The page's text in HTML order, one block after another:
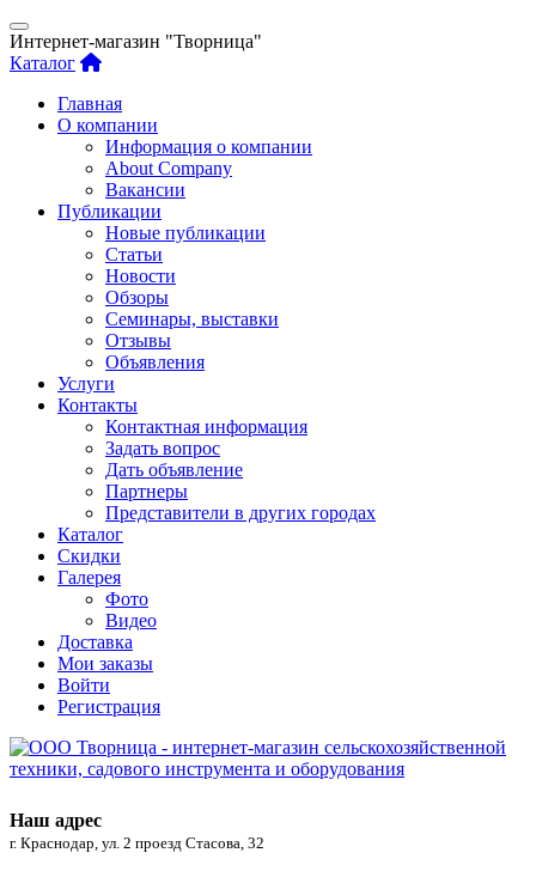
Интернет-магазин "Творница"
Каталог
Главная
О компании
Информация о компании
About Company
Вакансии
Публикации
Новые публикации
Статьи
Новости
Обзоры
Семинары, выставки
Отзывы
Объявления
Услуги
Контакты
Контактная информация
Задать вопрос
Дать объявление
Партнеры
Представители в других городах
Каталог
Скидки
Галерея
Фото
Видео
Доставка
Мои заказы
Войти
Регистрация
Наш адрес
г. Краснодар, ул. 2 проезд Стасова, 32